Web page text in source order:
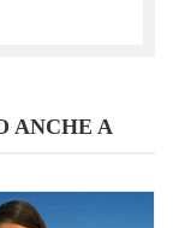
ANCHE A